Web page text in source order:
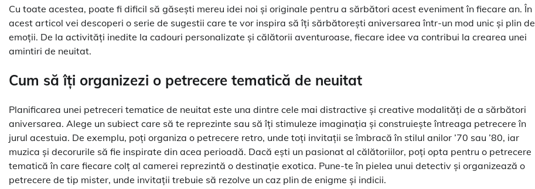
Cu toate acestea, poate fi dificil să găsești mereu idei noi și originale pentru a sărbători acest eveniment în fiecare an. În
acest articol vei descoperi o serie de sugestii care te vor inspira să îți sărbătorești aniversarea într-un mod unic și plin de
emoții. De la activități inedite la cadouri personalizate și călătorii aventuroase, fiecare idee va contribui la crearea unei
amintiri de neuitat.
Cum să îți organizezi o petrecere tematică de neuitat
Planificarea unei petreceri tematice de neuitat este una dintre cele mai distractive și creative modalități de a sărbători
aniversarea. Alege un subiect care să te reprezinte sau să îți stimuleze imaginația și construiește întreaga petrecere în
jurul acestuia. De exemplu, poți organiza o petrecere retro, unde toți invitații se îmbracă în stilul anilor ’70 sau ’80, iar
muzica și decorurile să fie inspirate din acea perioadă. Dacă ești un pasionat al călătoriilor, poți opta pentru o petrecere
tematică în care fiecare colț al camerei reprezintă o destinație exotica. Pune-te în pielea unui detectiv și organizează o
petrecere de tip mister, unde invitații trebuie să rezolve un caz plin de enigme și indicii.